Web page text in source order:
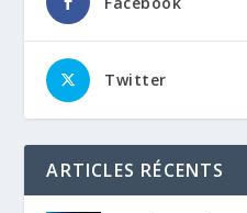
Twitter
ARTICLES RÉCENTS